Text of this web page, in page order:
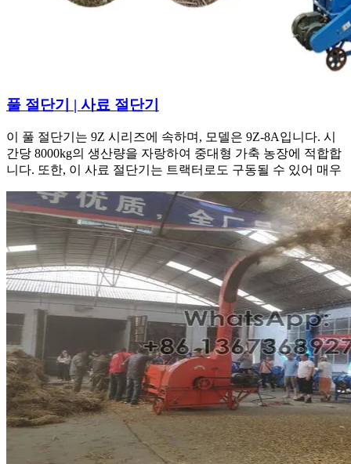
풀 절단기 | 사료 절단기
이 풀 절단기는 9Z 시리즈에 속하며, 모델은 9Z-8A입니다. 시
간당 8000kg의 생산량을 자랑하여 중대형 가축 농장에 적합합
니다. 또한, 이 사료 절단기는 트랙터로도 구동될 수 있어 매우